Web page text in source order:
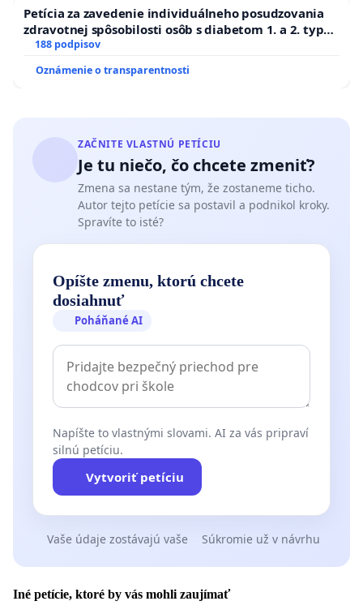
Petícia za zavedenie individuálneho posudzovania
zdravotnej spôsobilosti osôb s diabetom 1. a 2. typu
pri prijímaní do Policajného zboru SR
188 podpisov
Oznámenie o transparentnosti
ZAČNITE VLASTNÚ PETÍCIU
Je tu niečo, čo chcete zmeniť?
Zmena sa nestane tým, že zostaneme ticho.
Autor tejto petície sa postavil a podnikol kroky.
Spravíte to isté?
Opíšte zmenu, ktorú chcete
dosiahnuť
Poháňané AI
Napíšte to vlastnými slovami. AI za vás pripraví
silnú petíciu.
Vytvoriť petíciu
Vaše údaje zostávajú vaše Súkromie už v návrhu
Iné petície, ktoré by vás mohli zaujímať